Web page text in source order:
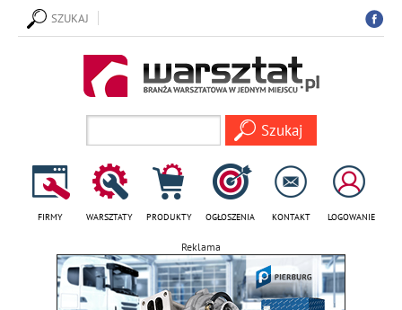
SZUKAJ
FIRMY WARSZTATY PRODUKTY OGŁOSZENIA KONTAKT LOGOWANIE
Reklama